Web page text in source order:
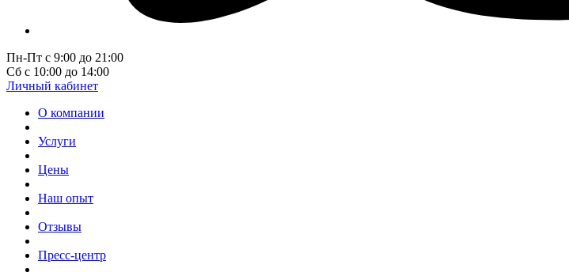
Пн-Пт с 9:00 до 21:00
Сб с 10:00 до 14:00
Личный кабинет
О компании
Услуги
Цены
Наш опыт
Отзывы
Пресс-центр